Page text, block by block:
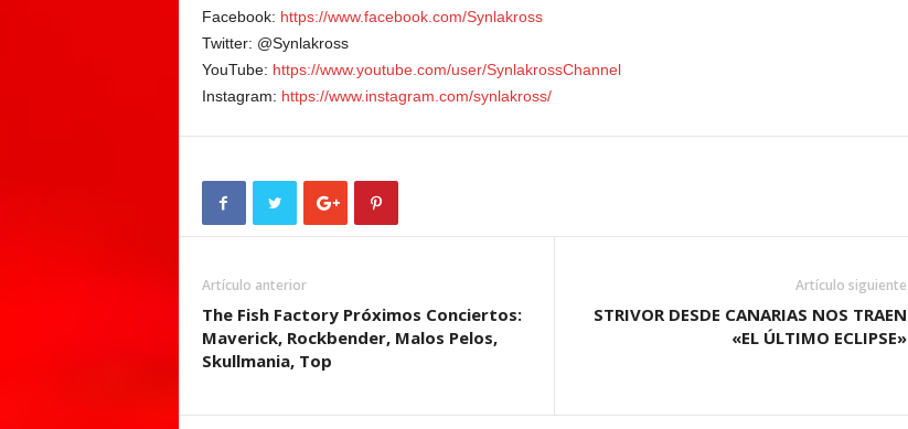
Facebook: https://www.facebook.com/Synlakross
Twitter: @Synlakross
YouTube: https://www.youtube. com/user/SynlakrossChannel
Instagram: https://www. instagram.com/synlakross/
Artículo anterior
The Fish Factory Próximos Conciertos:
Maverick, Rockbender, Malos Pelos,
Skullmania, Top
Artículo siguiente
STRIVOR DESDE CANARIAS NOS TRAEN
«EL ÚLTIMO ECLIPSE»